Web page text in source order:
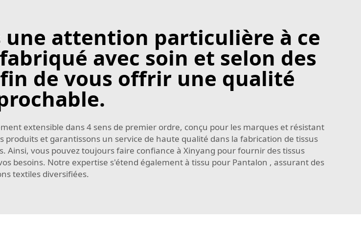
attention particulière à ce
avec soin et selon des
de vous offrir une qualité
extensible dans 4 sens de premier ordre, conçu pour les marques et résistant
et garantissons un service de haute qualité dans la fabrication de tissus
Ainsi, vous pouvez toujours faire confiance à Xinyang pour fournir des tissus
besoins. Notre expertise s'étend également à tissu pour Pantalon , assurant des
textiles diversifiées.